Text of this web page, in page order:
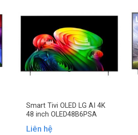
Smart Tivi OLED LG AI 4K
48 inch OLED48B6PSA
Liên hệ